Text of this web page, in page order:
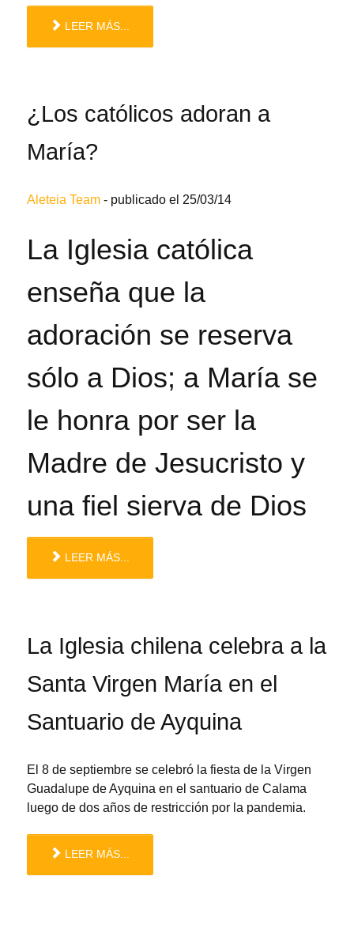
LEER MÁS...
¿Los católicos adoran a
María?
Aleteia Team - publicado el 25/03/14
La Iglesia católica
enseña que la
adoración se reserva
sólo a Dios; a María se
le honra por ser la
Madre de Jesucristo y
una fiel sierva de Dios
LEER MÁS...
La Iglesia chilena celebra a la
Santa Virgen María en el
Santuario de Ayquina
El 8 de septiembre se celebró la fiesta de la Virgen
Guadalupe de Ayquina en el santuario de Calama
luego de dos años de restricción por la pandemia.
LEER MÁS...